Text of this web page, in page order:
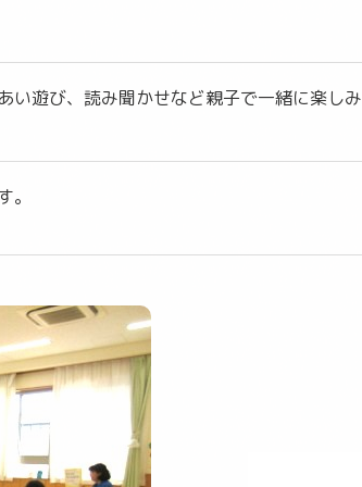
い遊び、読み聞かせなど親子で一緒に楽しみ